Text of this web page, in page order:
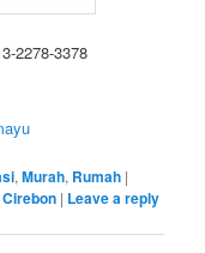
2278-3378
,Murah, Rumah |
| Leave a reply